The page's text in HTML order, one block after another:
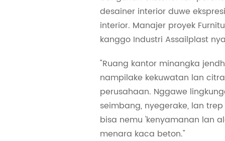
desainer interior duwe
interior. Manajer proyek
kanggo Industri Assailplast
"Ruang kantor minangka
nampilake kekuwatan lan
perusahaan. Nggawe
seimbang, nyegerake, lan
bisa nemu 'kenyamanan lan
menara kaca beton."